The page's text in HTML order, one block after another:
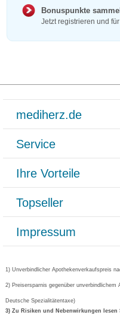
Bonuspunkte
Jetzt registrieren und
mediherz.de
Glossar
Häufig gestellte Fragen
Datenschutz
AGB
Cookie-Einstellungen
Vertrag widerrufen
Service
Rücksendemöglichkeit
Paketlieferstatus
Versandkosten
Bestellschein ausfüllen
Newsletteranmeldung
Ihre Vorteile
Rezeptlieferung
Bonusprogramm
Gutschein und Rabatte
Kundenbewertung
Topseller
Grippostad
Bepanthen
Formoline
Impressum
1) Unverbindlicher Apothekenverkaufspreis
2) Preisersparnis gegenüber unverbindlichem
Deutsche Spezialitätentaxe)
3) Zu Risiken und Nebenwirkungen